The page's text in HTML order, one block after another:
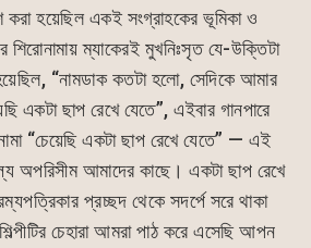
করা হয়েছিল একই সংগ্রাহকের ভূমিকা ও
ম্যাকেরই মুখনিঃসৃত যে-উক্তিটা
“নামডাক কতটা হলো, সেদিকে আমার
একটা ছাপ রেখে যেতে”, এইবার গানপারে
“চেয়েছি একটা ছাপ রেখে যেতে” — এই
অপরিসীম আমাদের কাছে। একটা ছাপ রেখে
প্রচ্ছদ থেকে সদর্পে সরে থাকা
চেহারা আমরা পাঠ করে এসেছি আপন